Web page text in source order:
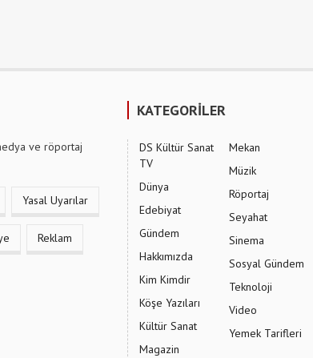
ve röportaj
Yasal Uyarılar
Reklam
KATEGORİLER
DS Kültür Sanat
TV
Dünya
Edebiyat
Gündem
Hakkımızda
Kim Kimdir
Köşe Yazıları
Kültür Sanat
Magazin
Mekan
Müzik
Röportaj
Seyahat
Sinema
Sosyal Gündem
Teknoloji
Video
Yemek Tarifleri